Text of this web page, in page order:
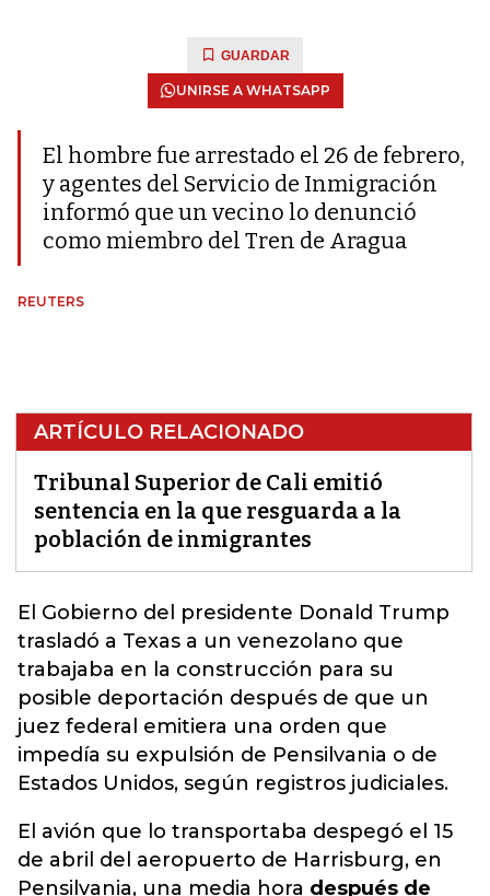
GUARDAR
UNIRSE A WHATSAPP
El hombre fue arrestado el 26 de febrero,
y agentes del Servicio de Inmigración
informó que un vecino lo denunció
como miembro del Tren de Aragua
REUTERS
ARTÍCULO RELACIONADO
Tribunal Superior de Cali emitió
sentencia en la que resguarda a la
población de inmigrantes
El Gobierno del presidente Donald Trump
trasladó a Texas a un venezolano que
trabajaba en la construcción para su
posible deportación después de que un
juez federal emitiera una orden que
impedía su expulsión de Pensilvania o de
Estados Unidos, según registros judiciales.
El avión que lo transportaba despegó el 15
de abril del aeropuerto de Harrisburg, en
Pensilvania, una media hora después de